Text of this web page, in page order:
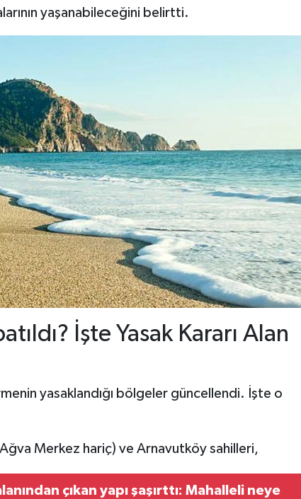
yaşanabileceğini belirtti.
İşte Yasak Kararı Alan
yasaklandığı bölgeler güncellendi. İşte o
Merkez hariç) ve Arnavutköy sahilleri,
çıkan yapı şaşırttı: Mahalleli neye